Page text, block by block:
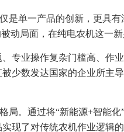
是单一产品的创新，更具
动局面，在纯电农机这一新
专业操作复杂门槛高、作
少数发达国家的企业所主
局。通过将“新能源+智能
现了对传统农机作业逻辑